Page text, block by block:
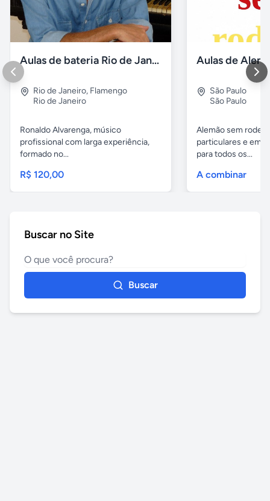
Aulas de bateria Rio de Janeiro
Rio de Janeiro, Flamengo
Rio de Janeiro
Ronaldo Alvarenga, músico
profissional com larga experiência,
formado no...
R$ 120,00
São Paulo
São Paulo
Alemão sem
particulares e em
para todos os...
A combinar
Buscar no Site
Buscar